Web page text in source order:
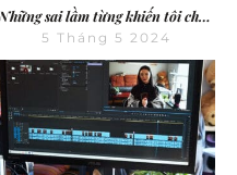
Những sai lầm từng khiến tôi chật vật với YouTube
5 Tháng 5 2024